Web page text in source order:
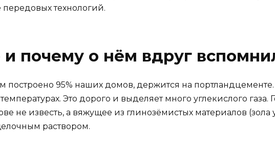
технологий.
и почему о нём вдруг
построено 95% наших домов, держится на
Это дорого и выделяет много углекислого
не известь, а вяжущее из глинозёмистых материалов
раствором.